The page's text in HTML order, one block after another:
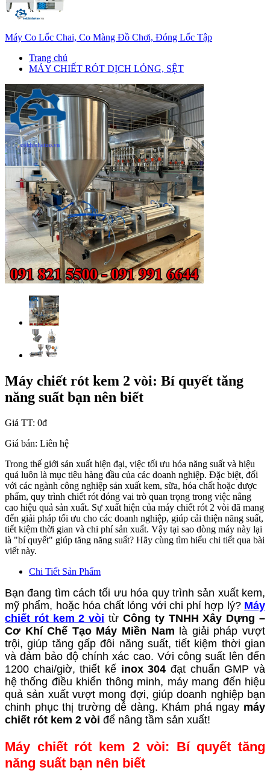
Máy Co Lốc Chai, Co Màng Đồ Chơi, Đóng Lốc Tập
Trang chủ
MÁY CHIẾT RÓT DỊCH LỎNG, SỆT
Máy chiết rót kem 2 vòi: Bí quyết tăng
năng suất bạn nên biết
Giá TT: 0đ
Giá bán: Liên hệ
Trong thế giới sản xuất hiện đại, việc tối ưu hóa năng suất và hiệu
quả luôn là mục tiêu hàng đầu của các doanh nghiệp. Đặc biệt, đối
với các ngành công nghiệp sản xuất kem, sữa, hóa chất hoặc dược
phẩm, quy trình chiết rót đóng vai trò quan trọng trong việc nâng
cao hiệu quả sản xuất. Sự xuất hiện của máy chiết rót 2 vòi đã mang
đến giải pháp tối ưu cho các doanh nghiệp, giúp cải thiện năng suất,
tiết kiệm thời gian và chi phí sản xuất. Vậy tại sao dòng máy này lại
là "bí quyết" giúp tăng năng suất? Hãy cùng tìm hiểu chi tiết qua bài
viết này.
Chi Tiết Sản Phẩm
Bạn đang tìm cách tối ưu hóa quy trình sản xuất kem,
mỹ phẩm, hoặc hóa chất lỏng với chi phí hợp lý? Máy
chiết rót kem 2 vòi từ Công ty TNHH Xây Dựng –
Cơ Khí Chế Tạo Máy Miền Nam là giải pháp vượt
trội, giúp tăng gấp đôi năng suất, tiết kiệm thời gian
và đảm bảo độ chính xác cao. Với công suất lên đến
1200 chai/giờ, thiết kế inox 304 đạt chuẩn GMP và
hệ thống điều khiển thông minh, máy mang đến hiệu
quả sản xuất vượt mong đợi, giúp doanh nghiệp bạn
chinh phục thị trường dễ dàng. Khám phá ngay máy
chiết rót kem 2 vòi để nâng tầm sản xuất!
Máy chiết rót kem 2 vòi: Bí quyết tăng
năng suất bạn nên biết